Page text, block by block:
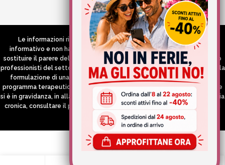
Credits:Aries comunica
Le informazioni riportate nel Sito hanno esclusivamente scopo
informativo e non hanno in alcun modo né la pretesa né l’obiettivo di
sostituire il parere del medico e/o specialista, di altri operatori sanitari o
professionisti del settore che devono in ogni caso essere contattati per la
formulazione di una diagnosi o l’indicazione di un eventuale corretto
programma terapeutico e/o dietetico e/o di integrazione alimentare. Se
si è in gravidanza, in allattamento o si stanno assumendo farmaci in terapia
cronica, consultare il proprio medico curante prima di assumere qualsiasi
integratore.